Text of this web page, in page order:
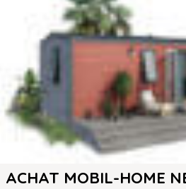
ACHAT MOBIL-HOME